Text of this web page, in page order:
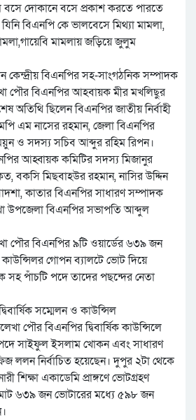
বসে দোকানে বসে প্রকাশ করতে পারতে
বিএনপি কে ভালবেসে মিথ্যা মামলা,
মামলায় জড়িয়ে জুলুম
কেন্দ্রীয় বিএনপির সহ-সাংগঠনিক সম্পাদক
পৌর বিএনপির আহবায়ক মীর মখলিছুর
অতিথি ছিলেন বিএনপির জাতীয় নির্বাহী
এম নাসের রহমান, জেলা বিএনপির
ও সদস্য সচিব আব্দুর রহিম রিপন।
আহ্বায়ক কমিটির সদস্য মিজানুর
বকসি মিছবাহউর রহমান, নাসির উদ্দিন
কাতার বিএনপির সাধারণ সম্পাদক
উপজেলা বিএনপির সভাপতি আব্দুল
পৌর বিএনপির ৯টি ওয়ার্ডের ৬৩৯ জন
গোপন ব্যালটে ভোট দিয়ে
সহ পাঁচটি পদে তাদের পছন্দের নেতা
সম্মেলন ও কাউন্সিল
পৌর বিএনপির দ্বিবার্ষিক কাউন্সিলে
সাইফুল ইসলাম খোকন এবং সাধারণ
ললন নির্বাচিত হয়েছেন। দুপুর ২টা থেকে
শিক্ষা একাডেমি প্রাঙ্গণে ভোটগ্রহণ
৬৩৯ জন ভোটারের মধ্যে ৫৯৮ জন